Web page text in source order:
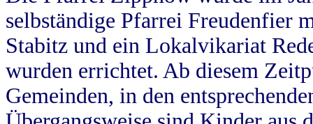
selbständige Pfarrei Freudenfier
Stabitz und ein Lokalvikariat
wurden errichtet. Ab diesem
Gemeinden, in den